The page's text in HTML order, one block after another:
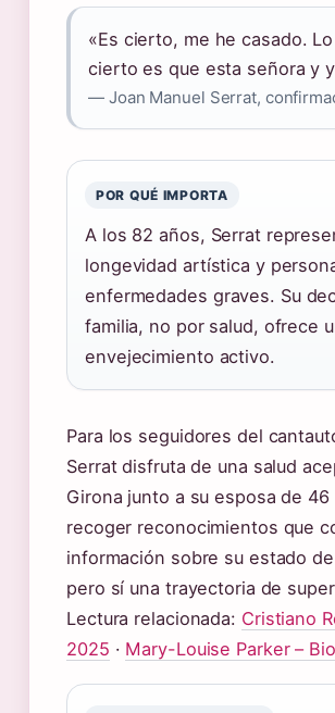
«Es cierto, me he casado.
cierto es que esta señora y
— Joan Manuel Serrat,
POR QUÉ IMPORTA
A los 82 años, Serrat
longevidad artística y
enfermedades graves. Su
familia, no por salud, ofrece
envejecimiento activo.
Para los seguidores del
Serrat disfruta de una salud
Girona junto a su esposa de
recoger reconocimientos que
información sobre su estado
pero sí una trayectoria de
Lectura relacionada: Cristiano
2025 · Mary-Louise Parker –